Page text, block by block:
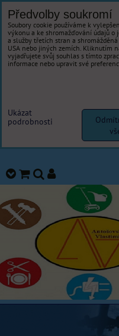
Předvolby soukromí
Soubory cookie používáme k
výkonu a ke shromažďování údajů o
a služby třetích stran a
USA nebo jiných zemích. Kliknutím
vyjadřujete svůj souhlas s tímto
informace nebo upravit své
Ukázat
podrobnosti